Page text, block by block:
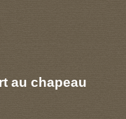
au chapeau